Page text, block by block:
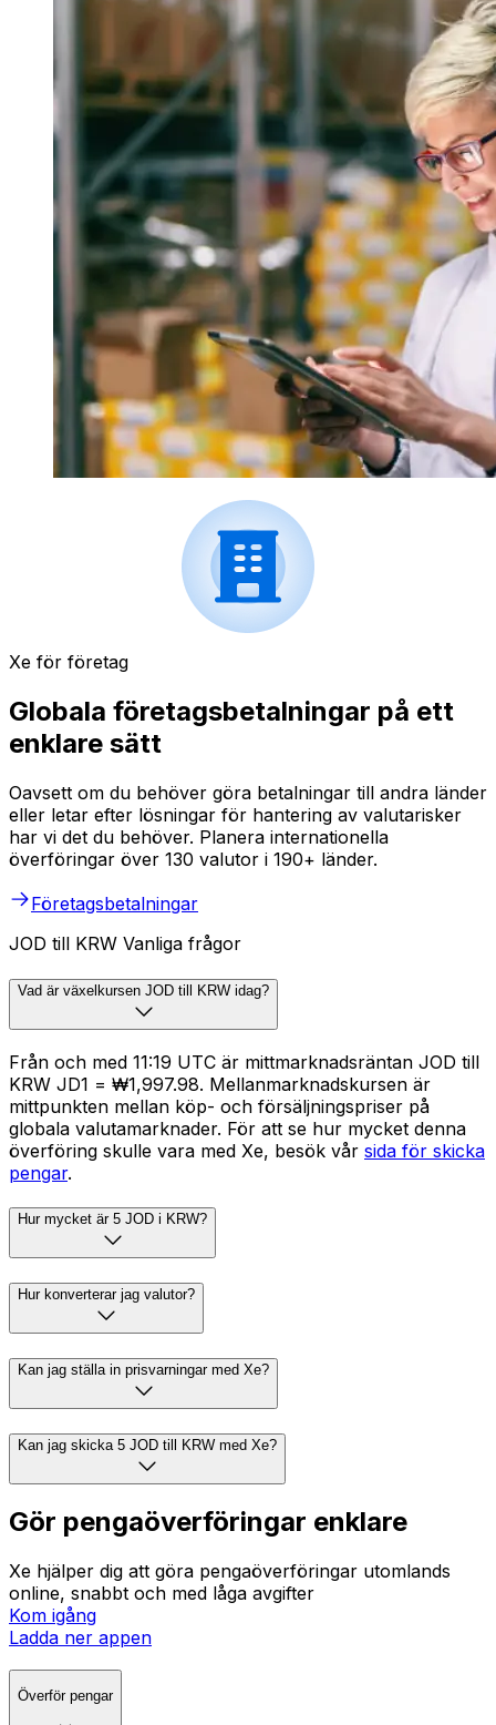
Xe för företag
Globala företagsbetalningar på ett
enklare sätt
Oavsett om du behöver göra betalningar till andra länder
eller letar efter lösningar för hantering av valutarisker
har vi det du behöver. Planera internationella
överföringar över 130 valutor i 190+ länder.
Företagsbetalningar
JOD till KRW Vanliga frågor
Vad är växelkursen JOD till KRW idag?
Från och med 11:19 UTC är mittmarknadsräntan JOD till
KRW JD1 = ₩1,997.98. Mellanmarknadskursen är
mittpunkten mellan köp- och försäljningspriser på
globala valutamarknader. För att se hur mycket denna
överföring skulle vara med Xe, besök vår sida för skicka
pengar.
Hur mycket är 5 JOD i KRW?
Hur konverterar jag valutor?
Kan jag ställa in prisvarningar med Xe?
Kan jag skicka 5 JOD till KRW med Xe?
Gör pengaöverföringar enklare
Xe hjälper dig att göra pengaöverföringar utomlands
online, snabbt och med låga avgifter
Kom igång
Ladda ner appen
Överför pengar